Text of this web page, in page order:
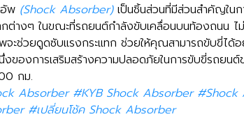
พ (Shock Absorber)เป็นชิ้นส่วนที่มีส่วนสำคัญในก
กต่างๆ ในขณะที่รถยนต์กำลังขับเคลื่อนบนท้องถนน ไ
จะช่วยดูดซับแรงกระแทก ช่วยให้คุณสามารถขับขี่ไ
งของการเสริมสร้างความปลอดภัยในการขับขี่รถย
กม.
Absorber #KYB Shock Absorber
#เปลี่ยนโช้ค Shock Absorber